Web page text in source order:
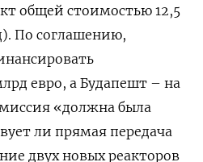
общей стоимостью 12,5
По соглашению,
евро, а Будапешт – на
«должна была
ли прямая передача
двух новых реакторов